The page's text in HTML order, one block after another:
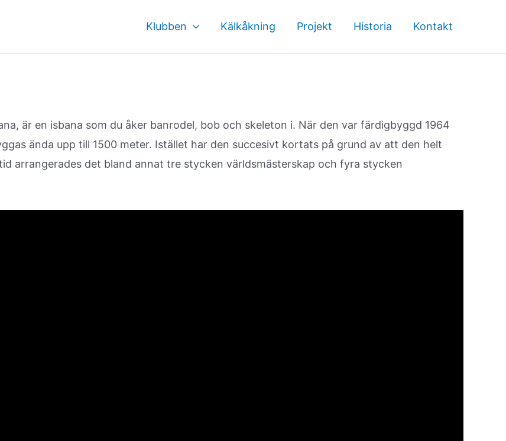
Klubben Kälkåkning Projekt Historia Kontakt
är en isbana som du åker banrodel, bob och skeleton i. När den var färdigbyggd 1964
ända upp till 1500 meter. Istället har den succesivt kortats på grund av att den helt
arrangerades det bland annat tre stycken världsmästerskap och fyra stycken